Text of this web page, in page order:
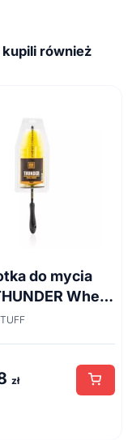
również
do mycia
Wheel
zł